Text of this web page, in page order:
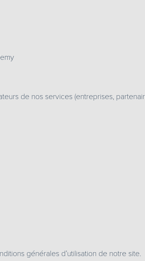
de nos services (entreprises,
générales d’utilisation de notre site.